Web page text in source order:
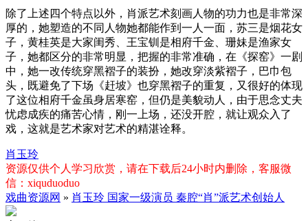
除了上述四个特点以外，肖派艺术刻画人物的功力也是非常深
厚的，她塑造的不同人物她都能作到一人一面，苏三是烟花女
子，黄桂英是大家闺秀、王宝钏是相府千金、珊妹是渔家女
子，她都区分的非常明显，把握的非常准确，在《探窑》一剧
中，她一改传统穿黑褶子的装扮，她改穿淡紫褶子，巴巾包
头，既避免了下场《赶坡》也穿黑褶子的重复，又很好的体现
了这位相府千金虽身居寒窑，但仍是美貌动人，由于思念丈夫
忧虑成疾的痛苦心情，刚一上场，还没开腔，就让观众入了
戏，这就是艺术家对艺术的精湛诠释。
肖玉玲
资源仅供个人学习欣赏，请在下载后24小时内删除，客服微
信：xiquduoduo
戏曲资源网 » 肖玉玲 国家一级演员 秦腔“肖”派艺术创始人